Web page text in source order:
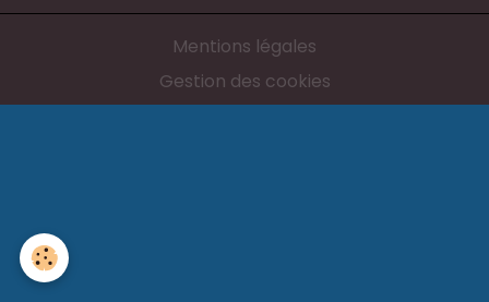
Mentions légales
Gestion des cookies